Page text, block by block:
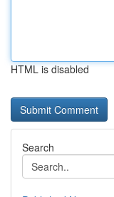
HTML is disabled
Search